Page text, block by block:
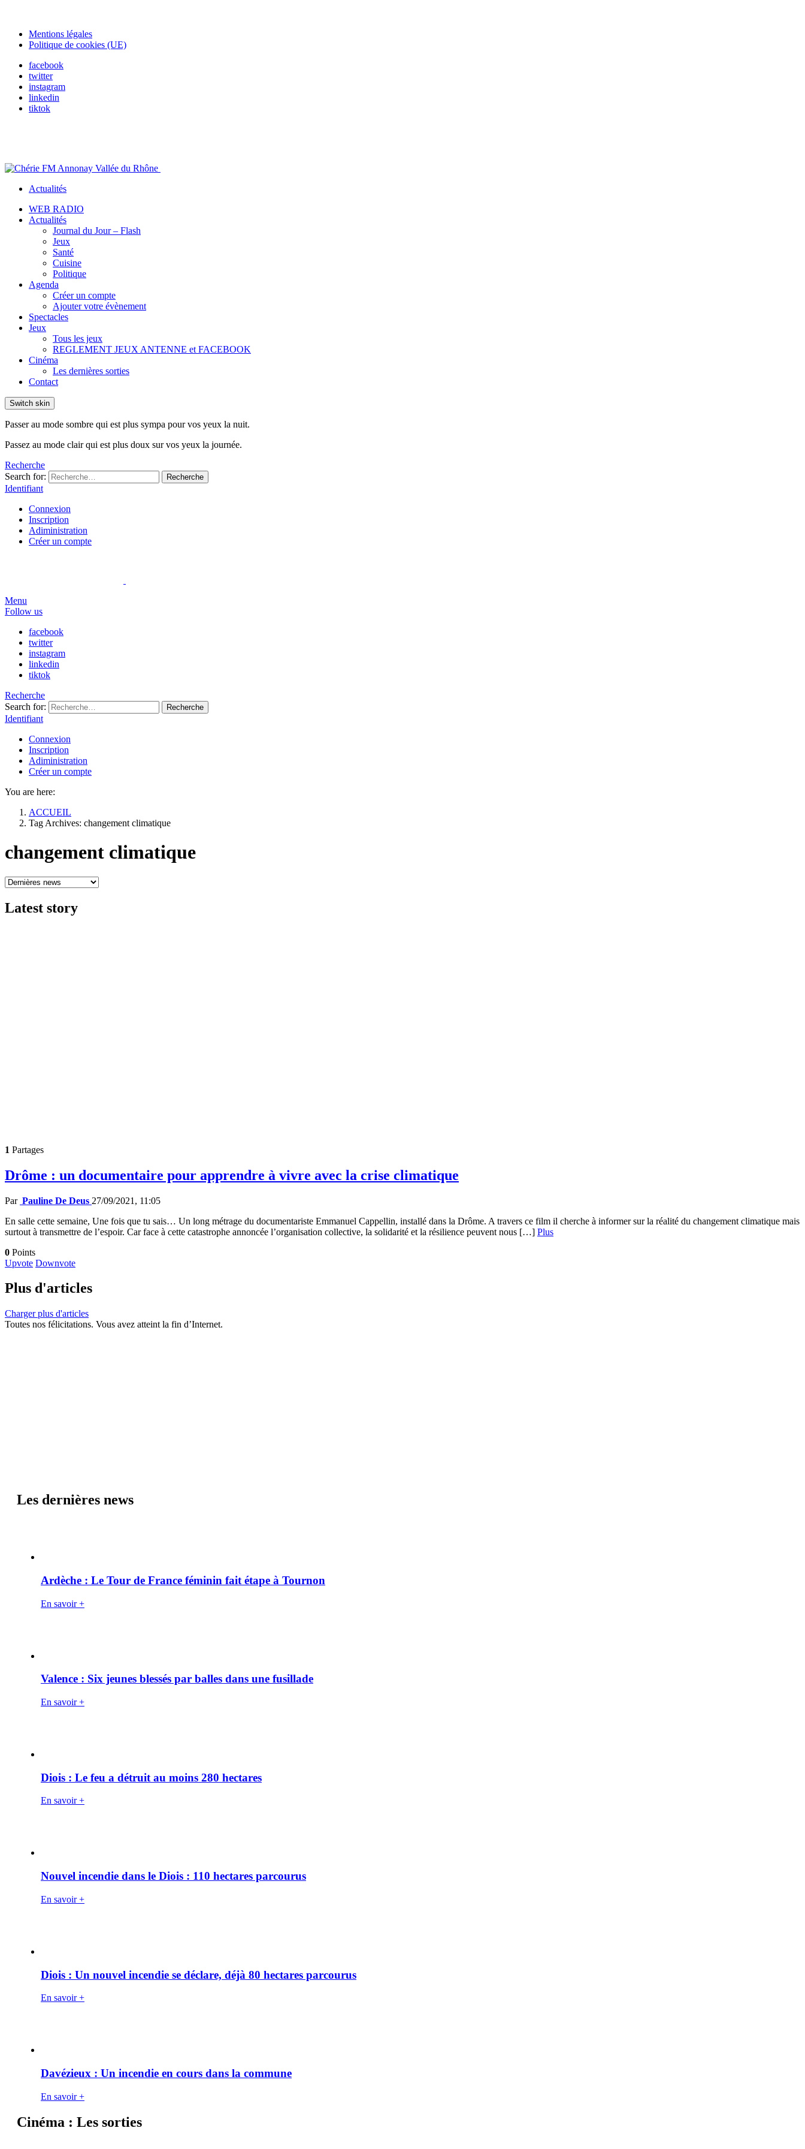
Mentions légales
Politique de cookies (UE)
facebook
twitter
instagram
linkedin
tiktok
Actualités
WEB RADIO
Actualités
Journal du Jour – Flash
Jeux
Santé
Cuisine
Politique
Agenda
Créer un compte
Ajouter votre évènement
Spectacles
Jeux
Tous les jeux
REGLEMENT JEUX ANTENNE et FACEBOOK
Cinéma
Les dernières sorties
Contact
Switch skin
Passer au mode sombre qui est plus sympa pour vos yeux la nuit.
Passez au mode clair qui est plus doux sur vos yeux la journée.
Recherche
Search for:
Recherche
Identifiant
Connexion
Inscription
Adiministration
Créer un compte
Menu
Follow us
facebook
twitter
instagram
linkedin
tiktok
Recherche
Search for:
Recherche
Identifiant
Connexion
Inscription
Adiministration
Créer un compte
You are here:
ACCUEIL
Tag Archives: changement climatique
changement climatique
Latest story
1 Partages
Drôme : un documentaire pour apprendre à vivre avec la crise climatique
Par Pauline De Deus 27/09/2021, 11:05
En salle cette semaine, Une fois que tu sais… Un long métrage du documentariste Emmanuel Cappellin, installé dans la Drôme. A travers ce film il cherche à informer sur la réalité du changement climatique mais
surtout à transmettre de l’espoir. Car face à cette catastrophe annoncée l’organisation collective, la solidarité et la résilience peuvent nous […] Plus
0 Points
Upvote Downvote
Plus d'articles
Charger plus d'articles
Toutes nos félicitations. Vous avez atteint la fin d’Internet.
Les dernières news
Ardèche : Le Tour de France féminin fait étape à Tournon
En savoir +
Valence : Six jeunes blessés par balles dans une fusillade
En savoir +
Diois : Le feu a détruit au moins 280 hectares
En savoir +
Nouvel incendie dans le Diois : 110 hectares parcourus
En savoir +
Diois : Un nouvel incendie se déclare, déjà 80 hectares parcourus
En savoir +
Davézieux : Un incendie en cours dans la commune
En savoir +
Cinéma : Les sorties